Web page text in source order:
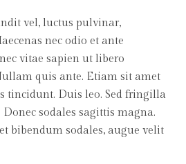
vel, luctus pulvinar,
nec odio et ante
vitae sapien ut libero
quis ante. Etiam sit amet
tincidunt. Duis leo. Sed fringilla
sodales sagittis magna.
bibendum sodales, augue velit